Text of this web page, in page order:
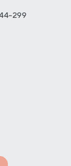
299